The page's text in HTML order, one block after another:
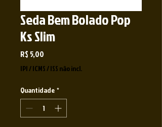
Seda Bem Bolado Pop
Ks Slim
R$ 5,00
IPI / ICMS / ISS não incl.
Quantidade *